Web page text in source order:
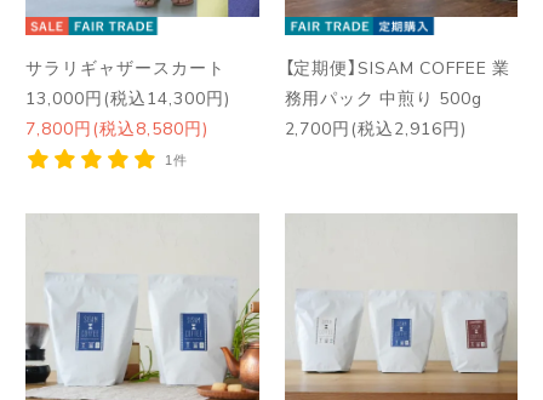
サラリギャザースカート
13,000円(税込14,300円)
7,800円(税込8,580円)
1件
【定期便】SISAM COFFEE 業
務用パック 中煎り 500g
2,700円(税込2,916円)